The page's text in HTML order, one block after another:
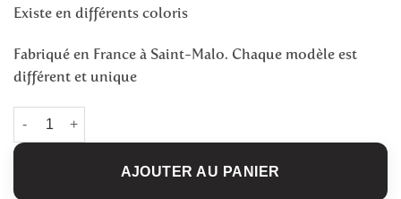
Existe en différents coloris
Fabriqué en France à Saint-Malo. Chaque modèle est
différent et unique
quantité de
AJOUTER AU PANIER